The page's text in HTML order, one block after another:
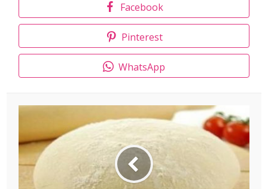
Facebook
Pinterest
WhatsApp